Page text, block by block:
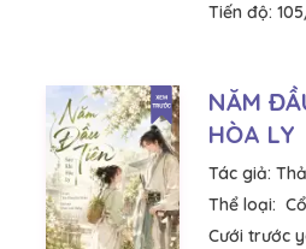
Tiến độ:
NĂM
HÒA LY
Tác giả:
Thể loại:
Cưới trước